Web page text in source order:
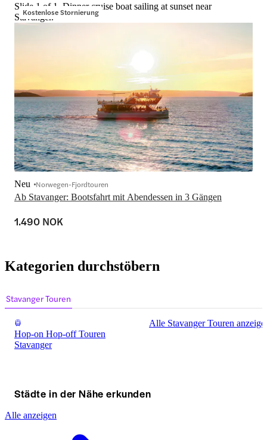
Kostenlose Stornierung
Slide 1 of 1, Dinner cruise boat sailing at sunset near
Stavanger.
Ab Stavanger: Bootsfahrt mit Abendessen in 3 Gängen
Neu Norwegen-Fjordtouren
1.490 NOK
Kategorien durchstöbern
Stavanger Touren
Hop-on Hop-off Touren
Stavanger
Alle Stavanger Touren
Städte in der Nähe erkunden
Alle anzeigen